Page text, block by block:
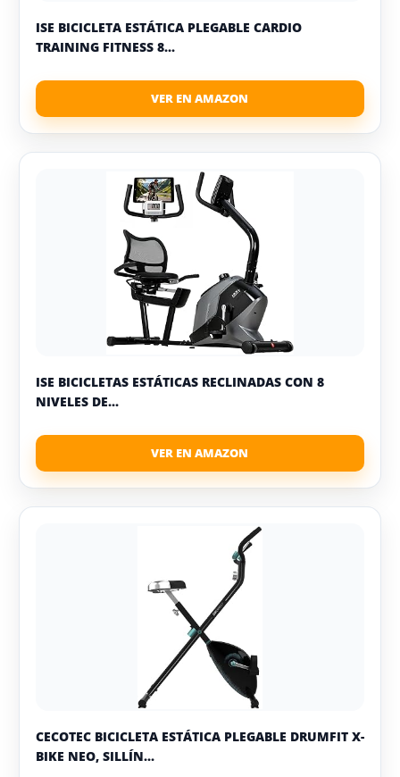
ISE BICICLETA ESTÁTICA PLEGABLE CARDIO
TRAINING FITNESS 8...
ISE BICICLETAS ESTÁTICAS RECLINADAS CON 8
NIVELES DE...
CECOTEC BICICLETA ESTÁTICA PLEGABLE DRUMFIT X-
BIKE NEO, SILLÍN...